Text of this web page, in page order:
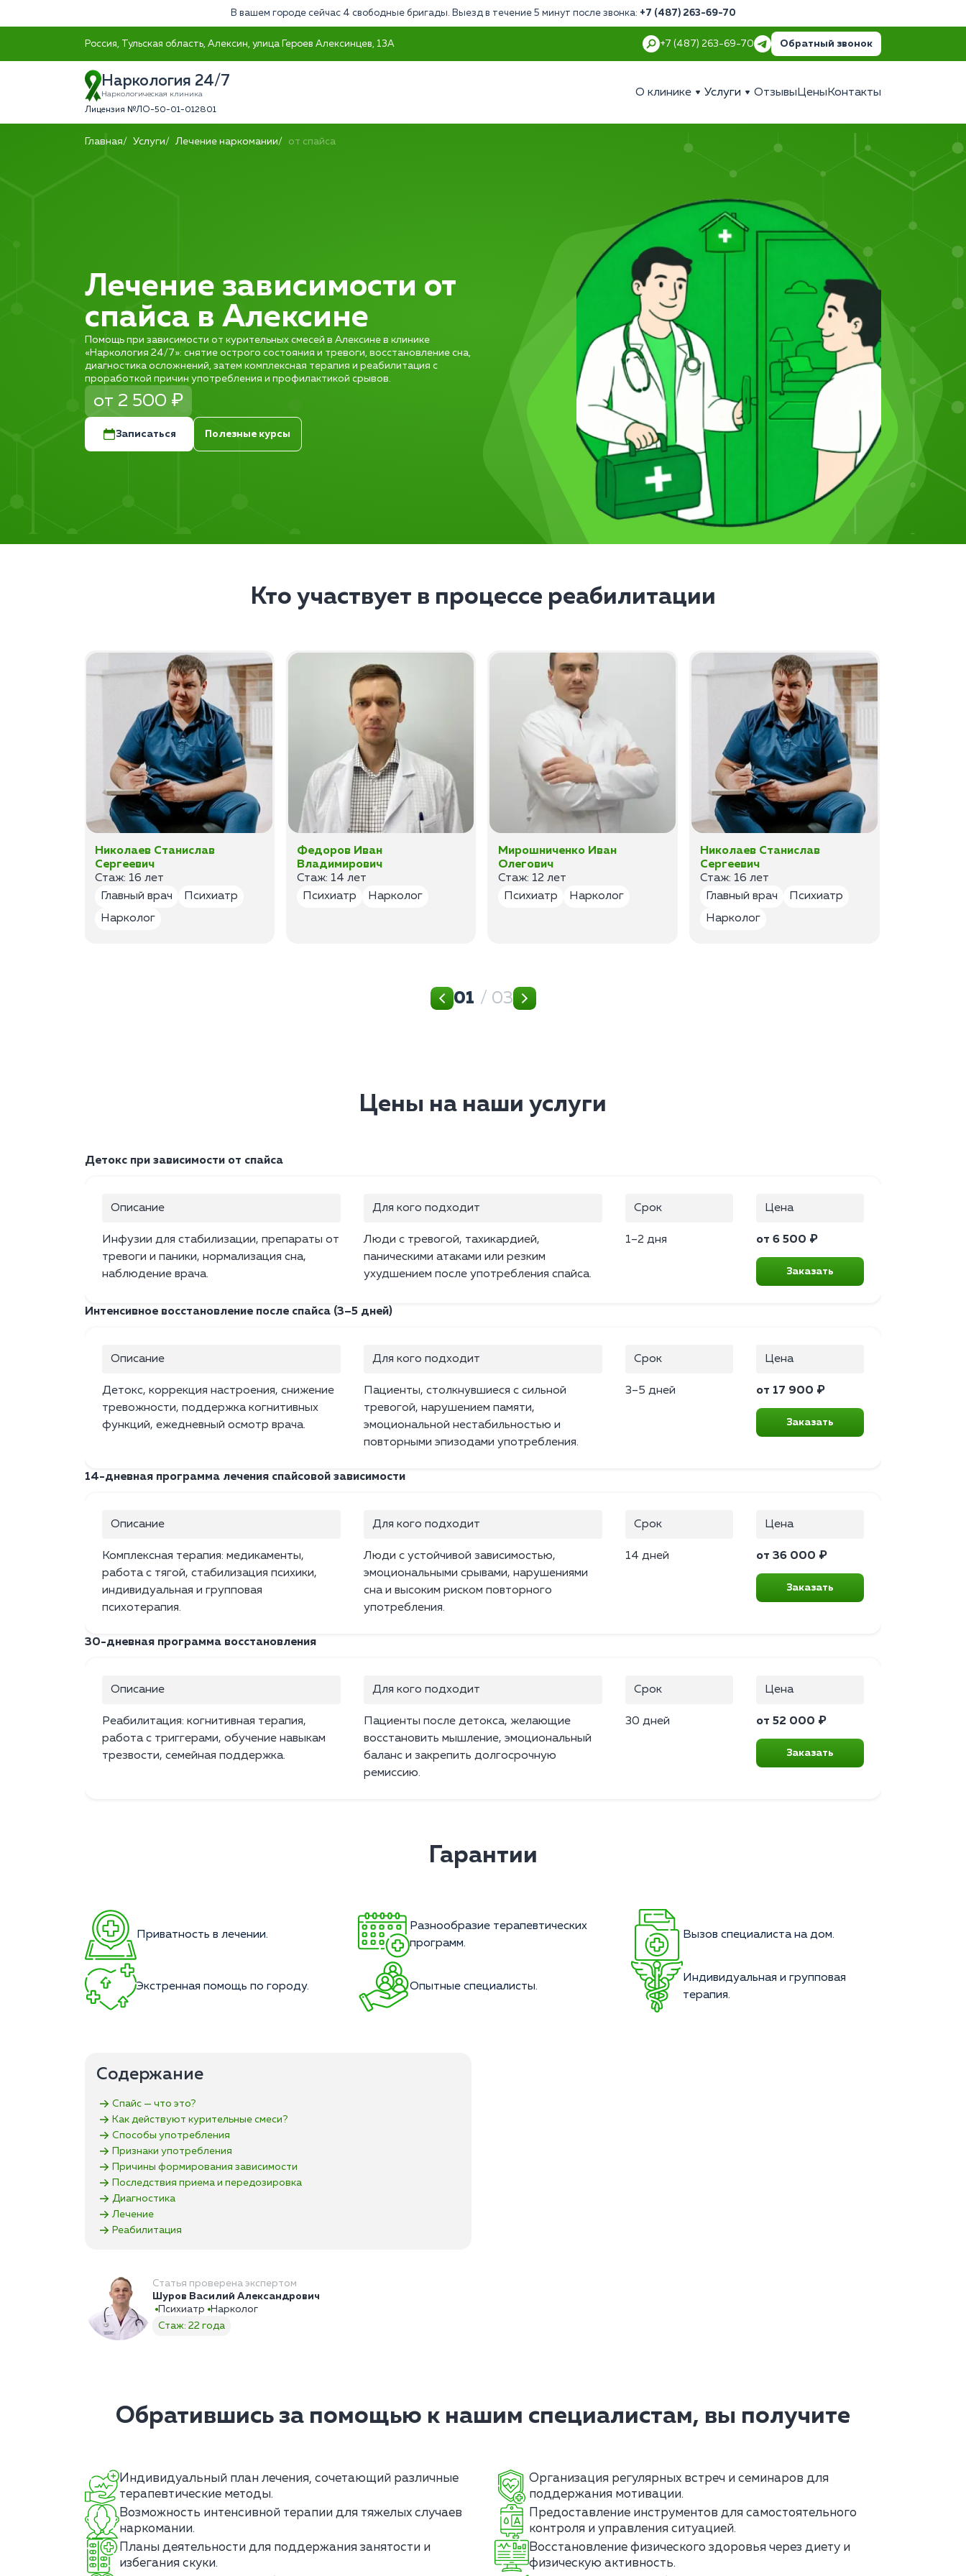
В вашем городе сейчас 4 свободные бригады. Выезд в течение 5 минут после звонка: +7 (487) 263-69-70
Россия, Тульская область, Алексин, улица Героев Алексинцев, 13А +7 (487) 263-69-70 Обратный звонок
Наркология 24/7
Наркологическая клиника
Лицензия №ЛО-50-01-012801
О клинике Услуги Отзывы Цены Контакты
Главная Услуги Лечение наркомании от спайса
Лечение зависимости от
спайса в Алексине
Помощь при зависимости от курительных смесей в Алексине в клинике
«Наркология 24/7»: снятие острого состояния и тревоги, восстановление сна,
диагностика осложнений, затем комплексная терапия и реабилитация с
проработкой причин употребления и профилактикой срывов.
от 2 500 ₽
Записаться Полезные курсы
Кто участвует в процессе реабилитации
Николаев Станислав
Сергеевич
Стаж: 16 лет
Главный врач
Психиатр
Нарколог
Федоров Иван
Владимирович
Стаж: 14 лет
Психиатр
Нарколог
Мирошниченко Иван
Олегович
Стаж: 12 лет
Психиатр
Нарколог
Николаев Станислав
Сергеевич
Стаж: 16 лет
Главный врач
Психиатр
Нарколог
01 / 03
Цены на наши услуги
Детокс при зависимости от спайса
Описание
Инфузии для стабилизации, препараты от
тревоги и паники, нормализация сна,
наблюдение врача.
Для кого подходит
Люди с тревогой, тахикардией,
паническими атаками или резким
ухудшением после употребления спайса.
Срок
1–2 дня
Цена
от 6 500 ₽
Заказать
Интенсивное восстановление после спайса (3–5 дней)
Описание
Детокс, коррекция настроения, снижение
тревожности, поддержка когнитивных
функций, ежедневный осмотр врача.
Для кого подходит
Пациенты, столкнувшиеся с сильной
тревогой, нарушением памяти,
эмоциональной нестабильностью и
повторными эпизодами употребления.
Срок
3–5 дней
Цена
от 17 900 ₽
Заказать
14-дневная программа лечения спайсовой зависимости
Описание
Комплексная терапия: медикаменты,
работа с тягой, стабилизация психики,
индивидуальная и групповая
психотерапия.
Для кого подходит
Люди с устойчивой зависимостью,
эмоциональными срывами, нарушениями
сна и высоким риском повторного
употребления.
Срок
14 дней
Цена
от 36 000 ₽
Заказать
30-дневная программа восстановления
Описание
Реабилитация: когнитивная терапия,
работа с триггерами, обучение навыкам
трезвости, семейная поддержка.
Для кого подходит
Пациенты после детокса, желающие
восстановить мышление, эмоциональный
баланс и закрепить долгосрочную
ремиссию.
Срок
30 дней
Цена
от 52 000 ₽
Заказать
Гарантии
Приватность в лечении.
Разнообразие терапевтических
программ.
Вызов специалиста на дом.
Экстренная помощь по городу. Опытные специалисты.
Индивидуальная и групповая
терапия.
Содержание
Спайс — что это?
Как действуют курительные смеси?
Способы употребления
Признаки употребления
Причины формирования зависимости
Последствия приема и передозировка
Диагностика
Лечение
Реабилитация
Статья проверена экспертом
Шуров Василий Александрович
Психиатр
Нарколог
Стаж: 22 года
Обратившись за помощью к нашим специалистам, вы получите
Индивидуальный план лечения, сочетающий различные
терапевтические методы.
Организация регулярных встреч и семинаров для
поддержания мотивации.
Возможность интенсивной терапии для тяжелых случаев
наркомании.
Предоставление инструментов для самостоятельного
контроля и управления ситуацией.
Планы деятельности для поддержания занятости и
избегания скуки.
Восстановление физического здоровья через диету и
физическую активность.